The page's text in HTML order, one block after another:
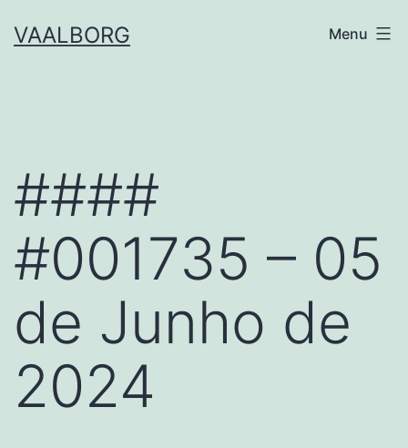
toVAALBORG Menu
####
#001735 – 05
de Junho de
2024